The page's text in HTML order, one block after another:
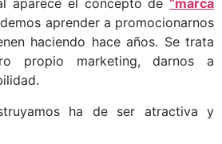
aparece el concepto de “marca
aprender a promocionarnos
haciendo hace años. Se trata
propio marketing, darnos a
ha de ser atractiva y